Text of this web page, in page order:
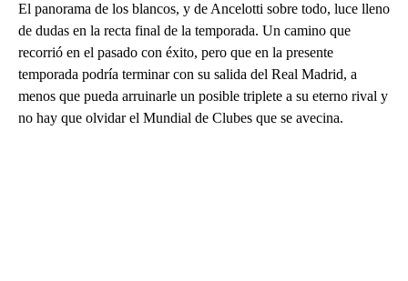
El panorama de los blancos, y de Ancelotti sobre todo, luce lleno
de dudas en la recta final de la temporada. Un camino que
recorrió en el pasado con éxito, pero que en la presente
temporada podría terminar con su salida del Real Madrid, a
menos que pueda arruinarle un posible triplete a su eterno rival y
no hay que olvidar el Mundial de Clubes que se avecina.